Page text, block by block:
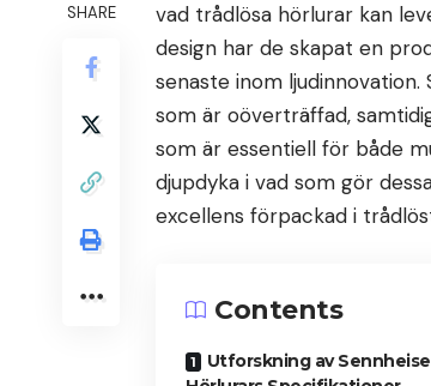
SHARE
vad trådlösa hörlurar kan
design har de skapat en
senaste inom
som är oöverträffad,
som är essentiell för både
djupdyka i vad som gör
excellens förpackad i
Contents
Utforskning av